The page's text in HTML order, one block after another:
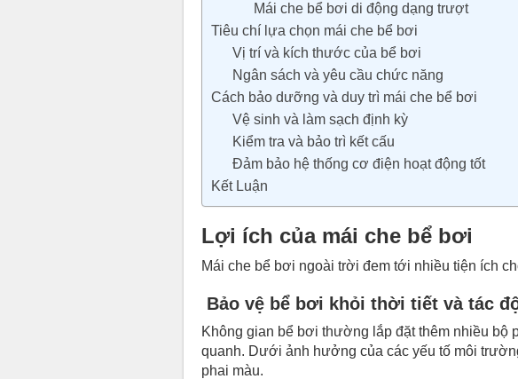
Mái che bể bơi di động dạng trượt
Tiêu chí lựa chọn mái che bể bơi
Vị trí và kích thước của bể bơi
Ngân sách và yêu cầu chức năng
Cách bảo dưỡng và duy trì mái che bể bơi
Vệ sinh và làm sạch định kỳ
Kiểm tra và bảo trì kết cấu
Đảm bảo hệ thống cơ điện hoạt động tốt
Kết Luận
Lợi ích của mái che bể bơi
Mái che bể bơi ngoài trời đem tới nhiều tiện ích
Bảo vệ bể bơi khỏi thời tiết và tác
Không gian bể bơi thường lắp đặt thêm nhiều bộ
quanh. Dưới ảnh hưởng của các yếu tố môi
phai màu.